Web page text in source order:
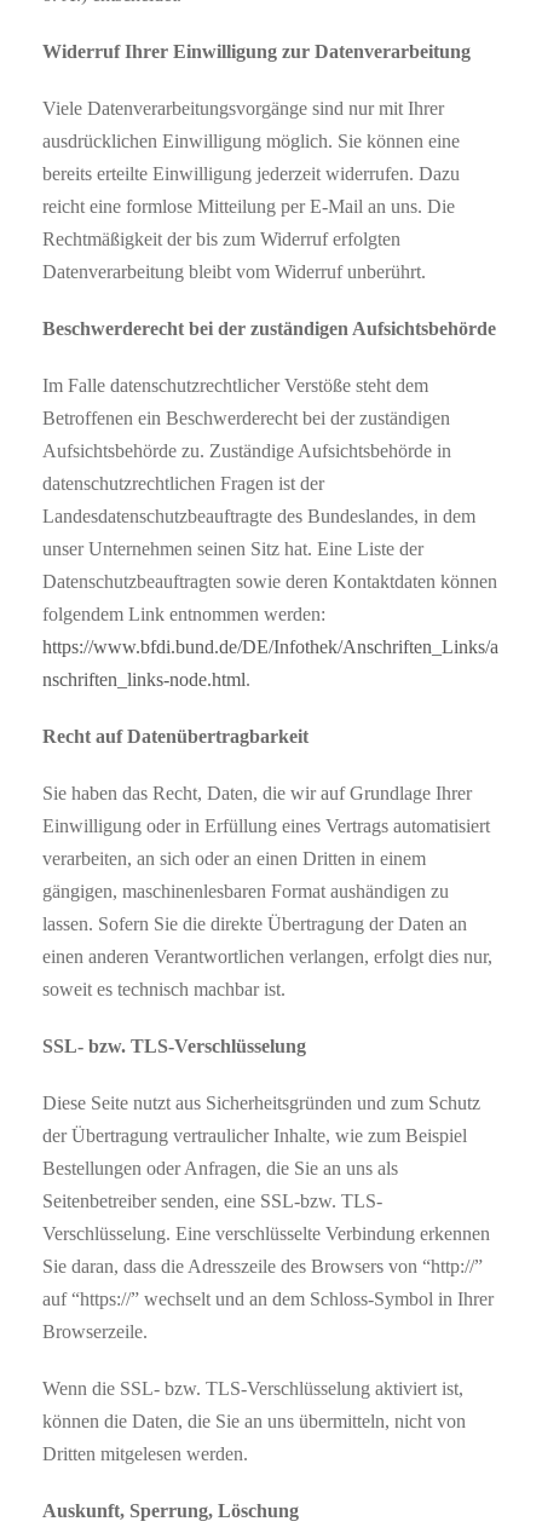
Widerruf Ihrer Einwilligung zur Datenverarbeitung
Viele Datenverarbeitungsvorgänge sind nur mit Ihrer
ausdrücklichen Einwilligung möglich. Sie können eine
bereits erteilte Einwilligung jederzeit widerrufen. Dazu
reicht eine formlose Mitteilung per E-Mail an uns. Die
Rechtmäßigkeit der bis zum Widerruf erfolgten
Datenverarbeitung bleibt vom Widerruf unberührt.
Beschwerderecht bei der zuständigen Aufsichtsbehörde
Im Falle datenschutzrechtlicher Verstöße steht dem
Betroffenen ein Beschwerderecht bei der zuständigen
Aufsichtsbehörde zu. Zuständige Aufsichtsbehörde in
datenschutzrechtlichen Fragen ist der
Landesdatenschutzbeauftragte des Bundeslandes, in dem
unser Unternehmen seinen Sitz hat. Eine Liste der
Datenschutzbeauftragten sowie deren Kontaktdaten können
folgendem Link entnommen werden:
https://www.bfdi.bund.de/DE/Infothek/Anschriften_Links/a
nschriften_links-node.html.
Recht auf Datenübertragbarkeit
Sie haben das Recht, Daten, die wir auf Grundlage Ihrer
Einwilligung oder in Erfüllung eines Vertrags automatisiert
verarbeiten, an sich oder an einen Dritten in einem
gängigen, maschinenlesbaren Format aushändigen zu
lassen. Sofern Sie die direkte Übertragung der Daten an
einen anderen Verantwortlichen verlangen, erfolgt dies nur,
soweit es technisch machbar ist.
SSL- bzw. TLS-Verschlüsselung
Diese Seite nutzt aus Sicherheitsgründen und zum Schutz
der Übertragung vertraulicher Inhalte, wie zum Beispiel
Bestellungen oder Anfragen, die Sie an uns als
Seitenbetreiber senden, eine SSL-bzw. TLS-
Verschlüsselung. Eine verschlüsselte Verbindung erkennen
Sie daran, dass die Adresszeile des Browsers von “http://”
auf “https://” wechselt und an dem Schloss-Symbol in Ihrer
Browserzeile.
Wenn die SSL- bzw. TLS-Verschlüsselung aktiviert ist,
können die Daten, die Sie an uns übermitteln, nicht von
Dritten mitgelesen werden.
Auskunft, Sperrung, Löschung